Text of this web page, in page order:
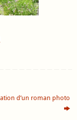
d’un roman photo